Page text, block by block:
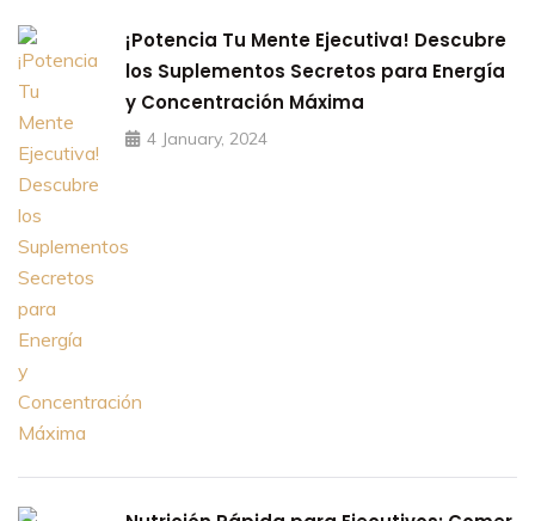
¡Potencia Tu Mente Ejecutiva! Descubre
los Suplementos Secretos para Energía
y Concentración Máxima
4 January, 2024